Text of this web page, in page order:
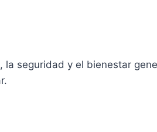
seguridad y el bienestar